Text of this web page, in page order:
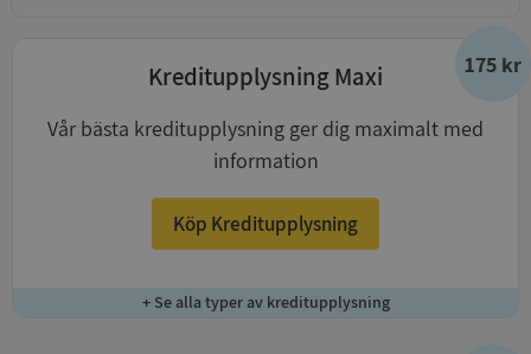
175 kr
Kreditupplysning Maxi
Vår bästa kreditupplysning ger dig maximalt med
information
Köp Kreditupplysning
+ Se alla typer av kreditupplysning